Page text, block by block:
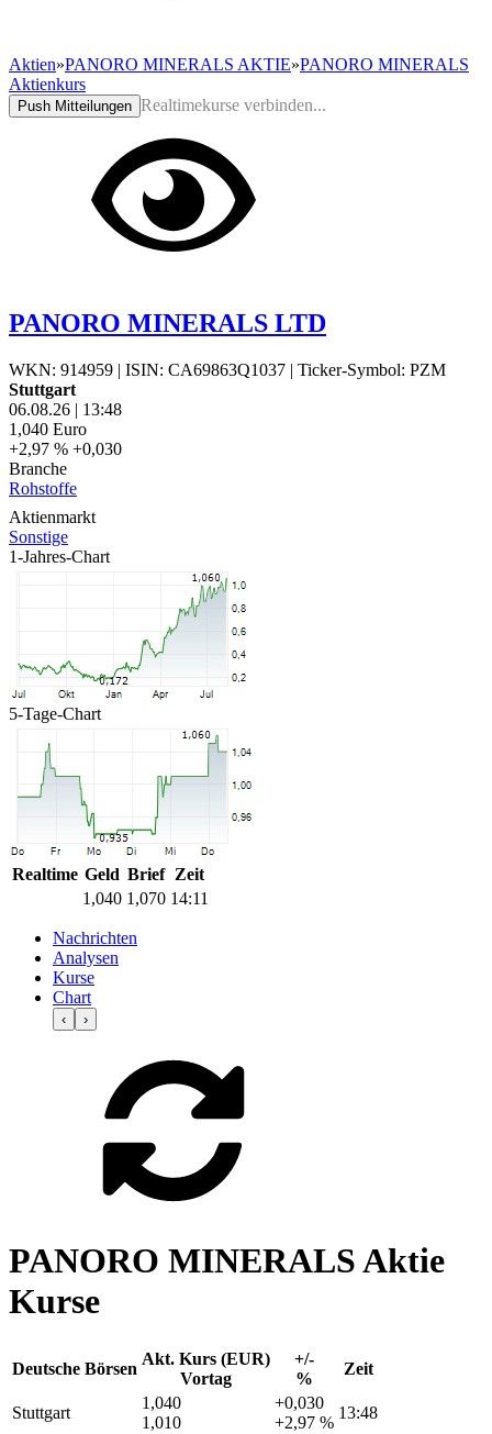
Aktien»PANORO MINERALS AKTIE»PANORO MINERALS
Aktienkurs
Push Mitteilungen Realtimekurse verbinden...
PANORO MINERALS LTD
WKN: 914959 | ISIN: CA69863Q1037 | Ticker-Symbol: PZM
Stuttgart
06.08.26 | 13:48
1,040 Euro
+2,97 % +0,030
Branche
Rohstoffe
Aktienmarkt
Sonstige
1-Jahres-Chart
5-Tage-Chart
Realtime Geld Brief Zeit
1,040 1,070 14:11
Nachrichten
Analysen
Kurse
Chart
‹ ›
PANORO MINERALS Aktie
Kurse
Deutsche Börsen
Akt. Kurs (EUR)
Vortag
+/-
%
Zeit
Stuttgart
1,040
1,010
+0,030
+2,97 %
13:48